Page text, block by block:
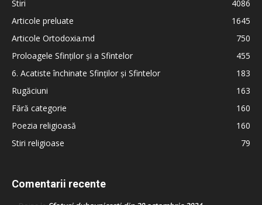
Stiri
4086
Articole preluate
1645
Articole Ortodoxia.md
750
Proloagele Sfinților și a Sfintelor
455
6. Acatiste închinate Sfinților și Sfintelor
183
Rugăciuni
163
Fără categorie
160
Poezia religioasă
160
Stiri religioase
79
Comentarii recente